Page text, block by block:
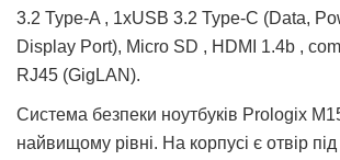
3.2 Type-A , 1xUSB 3.2 Type-C (Data,
Display Port), Micro SD , HDMI 1.4b ,
RJ45 (GigLAN).
Система безпеки ноутбуків Prologix
найвищому рівні. На корпусі є отвір